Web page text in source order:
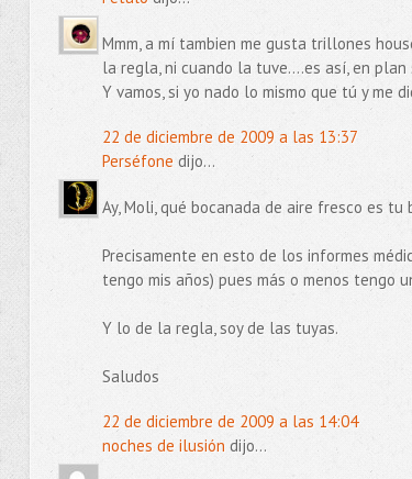
Mmm, a mí tambien me gusta trillones
la regla, ni cuando la tuve....es así, en
Y vamos, si yo nado lo mismo que tú y me
22 de diciembre de 2009 a las 13:37
Perséfone dijo...
Ay, Moli, qué bocanada de aire fresco es
Precisamente en esto de los informes
tengo mis años) pues más o menos tengo
Y lo de la regla, soy de las tuyas.
Saludos
22 de diciembre de 2009 a las 14:04
noches de ilusión dijo...